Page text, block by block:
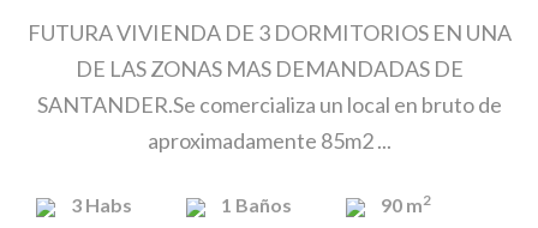
FUTURA VIVIENDA DE 3 DORMITORIOS EN UNA
DE LAS ZONAS MAS DEMANDADAS DE
SANTANDER.Se comercializa un local en bruto de
aproximadamente 85m2 ...
3 Habs 1 Baños 90 m2